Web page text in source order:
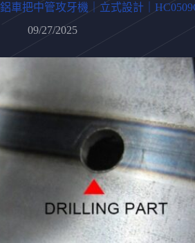
鋁車把中管攻牙機｜立式設計｜
09/27/2025